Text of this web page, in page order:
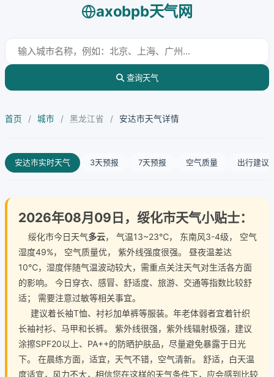
axobpb天气网
查询天气
首页 / 城市 / 黑龙江省 / 安达市天气详情
安达市实时天气 3天预报 7天预报 空气质量 出行建议
2026年08月09日，绥化市天气小贴士：
绥化市今日天气多云， 气温13~23℃， 东南风3-4级， 空气
湿度49%， 空气质量优， 紫外线强度很强。 昼夜温差达
10℃，湿度伴随气温波动较大，需重点关注天气对生活各方面
的影响。 今日穿衣、感冒、舒适度、旅游、交通等指数比较舒
适； 需要注意过敏等相关事宜。
建议着长袖T恤、衬衫加单裤等服装。年老体弱者宜着针织
长袖衬衫、马甲和长裤。 紫外线很强，紫外线辐射极强，建议
涂擦SPF20以上、PA++的防晒护肤品，尽量避免暴露于日光
下。 在晨练方面，适宜，天气不错，空气清新。 舒适，白天温
度适宜，风力不大，相信您在这样的天气条件下，应会感到比较